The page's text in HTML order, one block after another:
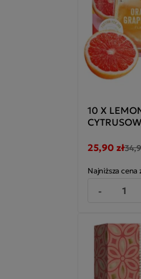
10 X
25,90 zł
Najniższa cena
-